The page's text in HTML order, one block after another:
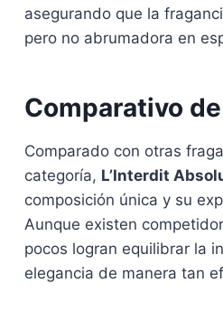
asegurando que la
pero no abrumadora en
Comparativo
Comparado con otras
categoría, L’Interdit
composición única y su
Aunque existen
pocos logran equilibrar la
elegancia de manera tan